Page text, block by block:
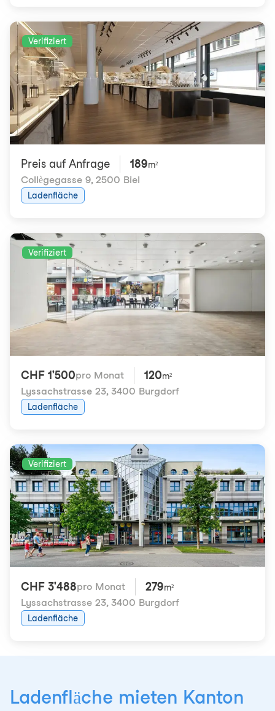
Verifiziert
Preis auf Anfrage 189m²
Collègegasse 9, 2500 Biel
Ladenfläche
Verifiziert
CHF 1'500pro Monat 120m²
Lyssachstrasse 23, 3400 Burgdorf
Ladenfläche
Verifiziert
CHF 3'488pro Monat 279m²
Lyssachstrasse 23, 3400 Burgdorf
Ladenfläche
Ladenfläche mieten Kanton